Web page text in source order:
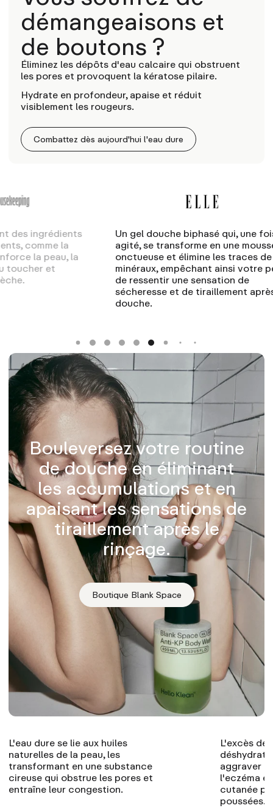
démangeaisons et
de boutons ?
Éliminez les dépôts d'eau calcaire qui obstruent
les pores et provoquent la kératose pilaire.
Hydrate en profondeur, apaise et réduit
visiblement les rougeurs.
Combattez dès aujourd'hui l'eau dure
qui, une fois
en une mousse
les traces de
ainsi votre peau
de
Agitez le flacon pour mélanger
et les nettoyants crémeux, qui
pour éliminer les résidus tout en
redonnant une hydratation
la peau sèche.
Bouleversez votre routine
de douche en éliminant
les accumulations et en
apaisant les sensations de
tiraillement après le
rinçage.
Boutique Blank Space
L'eau dure se lie aux huiles
naturelles de la peau, les
transformant en une substance
cireuse qui obstrue les pores et
entraîne leur congestion.
L'excès de
aggraver
l'eczéma
cutanée
poussées.